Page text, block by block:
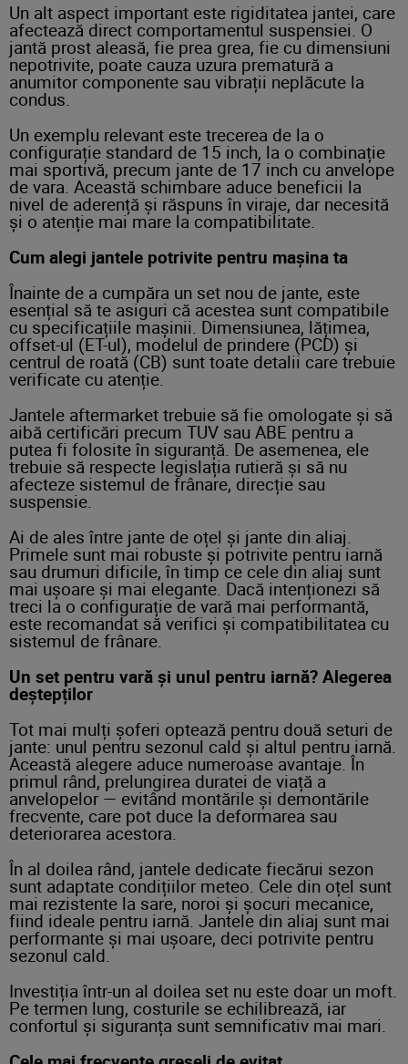
Un alt aspect important este rigiditatea jantei, care
afectează direct comportamentul suspensiei. O
jantă prost aleasă, fie prea grea, fie cu dimensiuni
nepotrivite, poate cauza uzura prematură a
anumitor componente sau vibrații neplăcute la
condus.
Un exemplu relevant este trecerea de la o
configurație standard de 15 inch, la o combinație
mai sportivă, precum jante de 17 inch cu anvelope
de vara. Această schimbare aduce beneficii la
nivel de aderență și răspuns în viraje, dar necesită
și o atenție mai mare la compatibilitate.
Cum alegi jantele potrivite pentru mașina ta
Înainte de a cumpăra un set nou de jante, este
esențial să te asiguri că acestea sunt compatibile
cu specificațiile mașinii. Dimensiunea, lățimea,
offset-ul (ET-ul), modelul de prindere (PCD) și
centrul de roată (CB) sunt toate detalii care trebuie
verificate cu atenție.
Jantele aftermarket trebuie să fie omologate și să
aibă certificări precum TUV sau ABE pentru a
putea fi folosite în siguranță. De asemenea, ele
trebuie să respecte legislația rutieră și să nu
afecteze sistemul de frânare, direcție sau
suspensie.
Ai de ales între jante de oțel și jante din aliaj.
Primele sunt mai robuste și potrivite pentru iarnă
sau drumuri dificile, în timp ce cele din aliaj sunt
mai ușoare și mai elegante. Dacă intenționezi să
treci la o configurație de vară mai performantă,
este recomandat să verifici și compatibilitatea cu
sistemul de frânare.
Un set pentru vară și unul pentru iarnă? Alegerea
deștepților
Tot mai mulți șoferi optează pentru două seturi de
jante: unul pentru sezonul cald și altul pentru iarnă.
Această alegere aduce numeroase avantaje. În
primul rând, prelungirea duratei de viață a
anvelopelor — evitând montările și demontările
frecvente, care pot duce la deformarea sau
deteriorarea acestora.
În al doilea rând, jantele dedicate fiecărui sezon
sunt adaptate condițiilor meteo. Cele din oțel sunt
mai rezistente la sare, noroi și șocuri mecanice,
fiind ideale pentru iarnă. Jantele din aliaj sunt mai
performante și mai ușoare, deci potrivite pentru
sezonul cald.
Investiția într-un al doilea set nu este doar un moft.
Pe termen lung, costurile se echilibrează, iar
confortul și siguranța sunt semnificativ mai mari.